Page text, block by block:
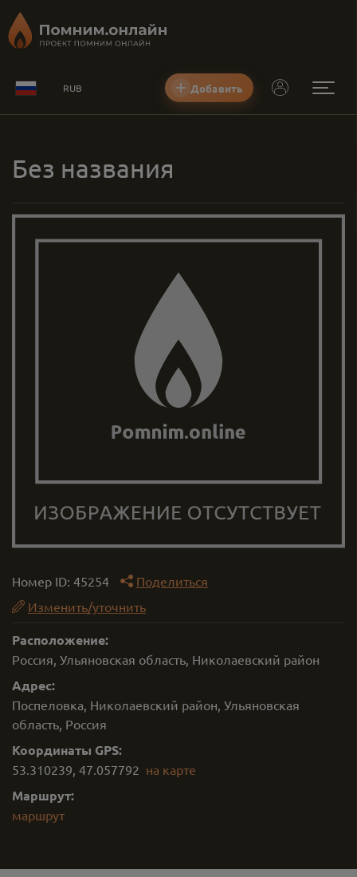
RUB Добавить
Без названия
Номер ID: 45254
Поделиться
Изменить/уточнить
Расположение:
Россия, Ульяновская область, Николаевский район
Адрес:
Поспеловка, Николаевский район, Ульяновская
область, Россия
Координаты GPS:
53.310239, 47.057792 на карте
Маршрут:
маршрут